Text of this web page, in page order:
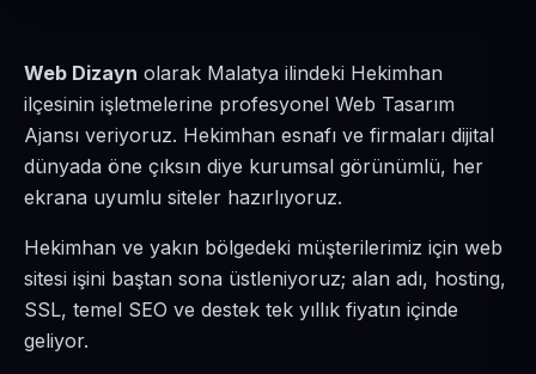
Web Dizayn olarak Malatya ilindeki Hekimhan
ilçesinin işletmelerine profesyonel Web Tasarım
Ajansı veriyoruz. Hekimhan esnafı ve firmaları dijital
dünyada öne çıksın diye kurumsal görünümlü, her
ekrana uyumlu siteler hazırlıyoruz.
Hekimhan ve yakın bölgedeki müşterilerimiz için web
sitesi işini baştan sona üstleniyoruz; alan adı, hosting,
SSL, temel SEO ve destek tek yıllık fiyatın içinde
geliyor.